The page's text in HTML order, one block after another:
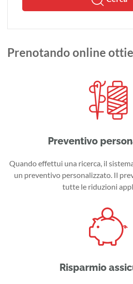
Prenotando online
Preventivo
Quando effettui una ricerca, il
un preventivo personalizzato. Il
tutte le riduzioni
Risparmio